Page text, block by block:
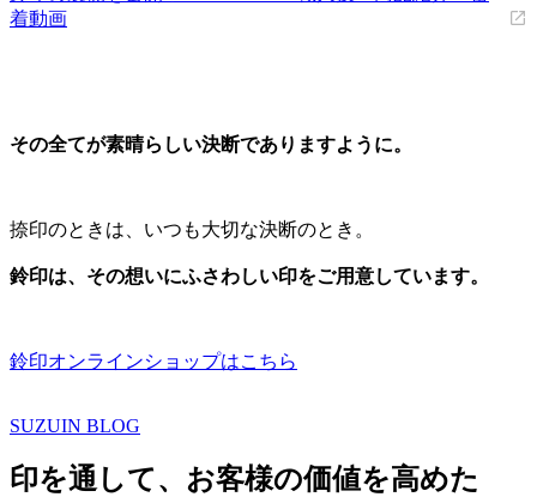
着動画
その全てが素晴らしい決断でありますように。
捺印のときは、いつも大切な決断のとき。
鈴印は、その想いにふさわしい印をご用意しています。
鈴印オンラインショップはこちら
SUZUIN BLOG
印を通して、お客様の価値を高めた